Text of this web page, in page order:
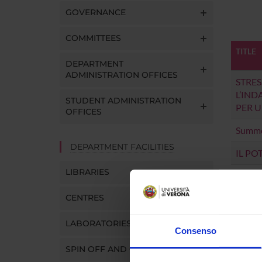
Consenso
GOVERNANCE
COMMITTEES
DEPARTMENT
ADMINISTRATION OFFICES
STUDENT ADMINISTRATION
OFFICES
DEPARTMENT FACILITIES
LIBRARIES
CENTRES
LABORATORIES
SPIN OFF AND COMPANIES
TITLE
PER
IL
The